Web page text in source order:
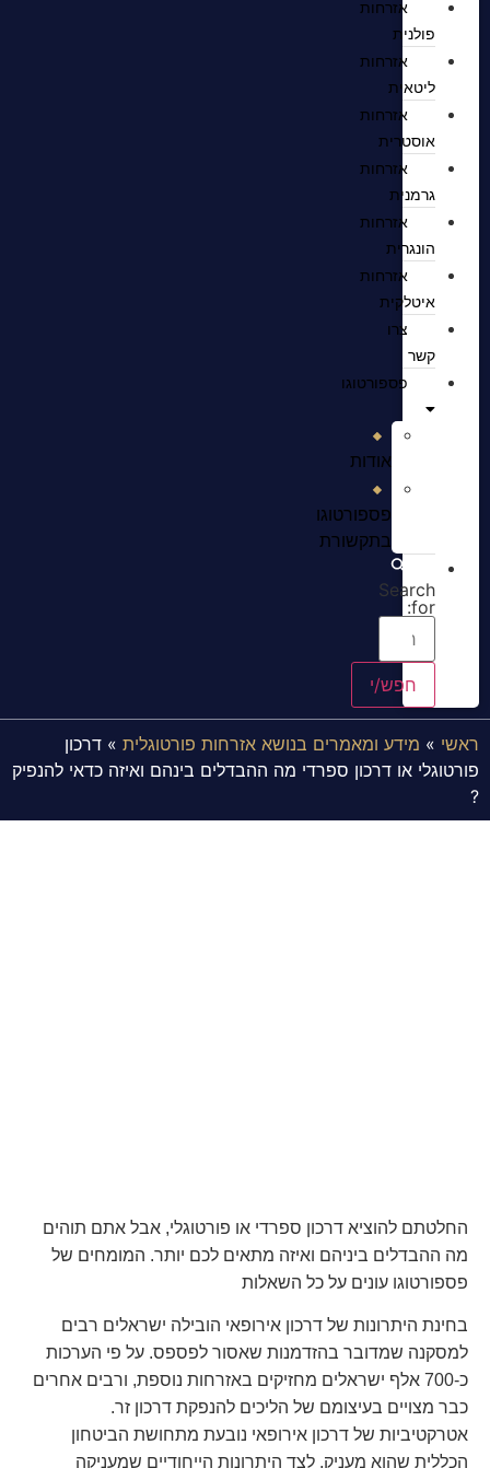
אזרחות
פולנית
אזרחות
ליטאית
אזרחות
אוסטרית
אזרחות
גרמנית
אזרחות
הונגרית
אזרחות
איטלקית
צרו
קשר
פספורטוגו
אודות
פספורטוגו
בתקשורת
Search
for:
ראשי » מידע ומאמרים בנושא אזרחות פורטוגלית » דרכון
פורטוגלי או דרכון ספרדי מה ההבדלים בינהם ואיזה כדאי להנפיק
?
החלטתם להוציא דרכון ספרדי או פורטוגלי, אבל אתם תוהים
מה ההבדלים ביניהם ואיזה מתאים לכם יותר. המומחים של
פספורטוגו עונים על כל השאלות
בחינת היתרונות של דרכון אירופאי הובילה ישראלים רבים
למסקנה שמדובר בהזדמנות שאסור לפספס. על פי הערכות
כ-700 אלף ישראלים מחזיקים באזרחות נוספת, ורבים אחרים
כבר מצויים בעיצומם של הליכים להנפקת דרכון זר.
אטרקטיביות של דרכון אירופאי נובעת מתחושת הביטחון
הכללית שהוא מעניק, לצד היתרונות הייחודיים שמעניקה